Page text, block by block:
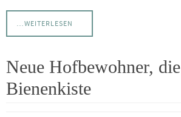
…WEITERLESEN
Neue Hofbewohner, die
Bienenkiste